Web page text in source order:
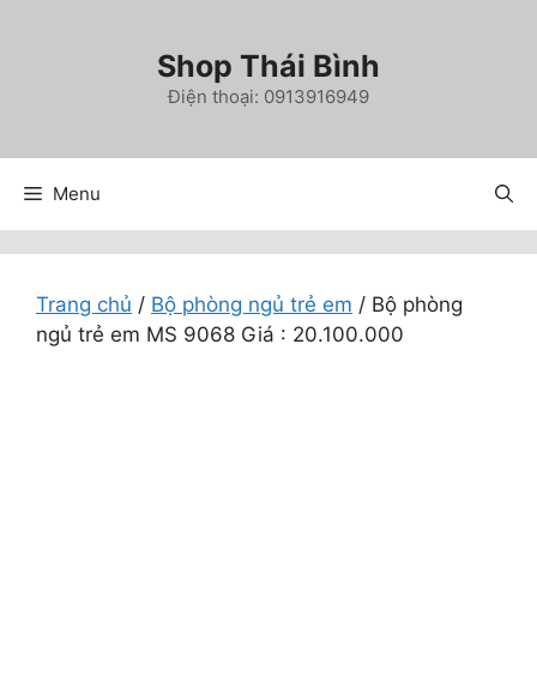
Shop Thái Bình
Điện thoại: 0913916949
Menu
Trang chủ / Bộ phòng ngủ trẻ em / Bộ phòng
ngủ trẻ em MS 9068 Giá : 20.100.000